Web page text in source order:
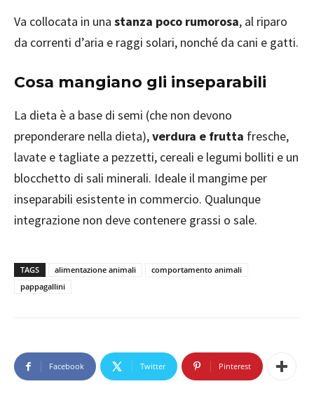
Va collocata in una stanza poco rumorosa, al riparo
da correnti d’aria e raggi solari, nonché da cani e gatti.
Cosa mangiano gli inseparabili
La dieta è a base di semi (che non devono
preponderare nella dieta),verdura e frutta fresche,
lavate e tagliate a pezzetti, cereali e legumi bolliti e un
blocchetto di sali minerali. Ideale il mangime per
inseparabili esistente in commercio. Qualunque
integrazione non deve contenere grassi o sale.
TAGS alimentazione animali
comportamento animali
pappagallini
Facebook Twitter Pinterest